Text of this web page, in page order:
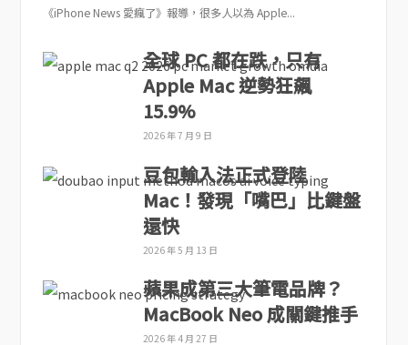
《iPhone News 愛瘋了》報導，很多人以為 Apple...
全球 PC 都在跌，只有
Apple Mac 逆勢狂飆
15.9%
2026 年 7 月 9 日
豆包輸入法正式登陸
Mac！發現「嘴巴」比鍵盤
還快
2026 年 5 月 13 日
蘋果成第三大筆電品牌？
MacBook Neo 成關鍵推手
2026 年 4 月 27 日